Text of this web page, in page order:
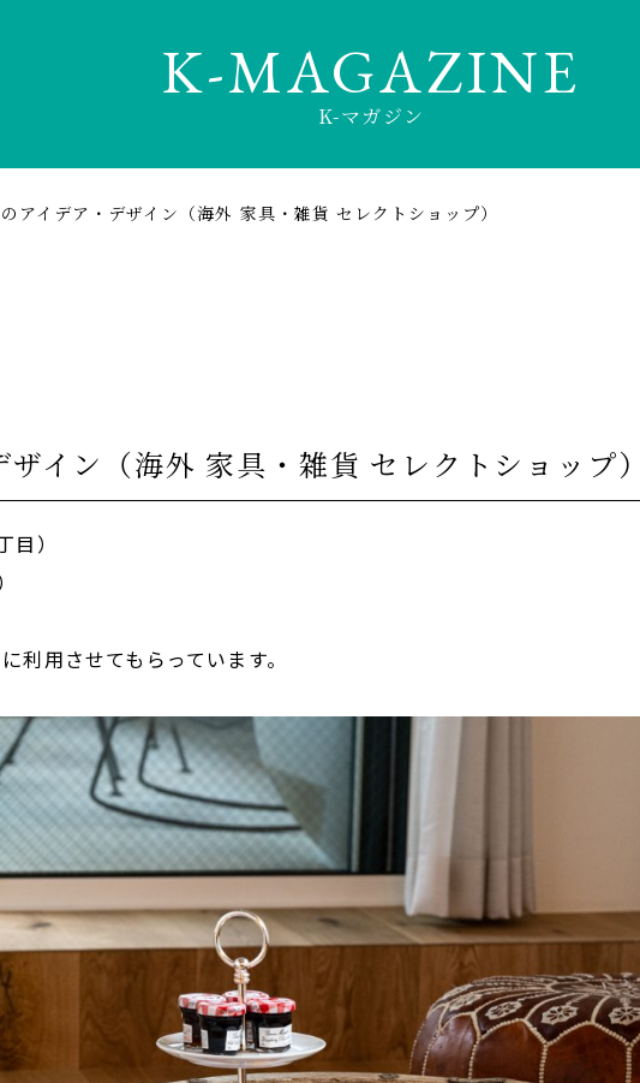
K-MAGAZINE
K-マガジン
アイデア・デザイン（海外 家具・雑貨 セレクトショップ）
イン（海外 家具・雑貨 セレクトショップ
）
利用させてもらっています。